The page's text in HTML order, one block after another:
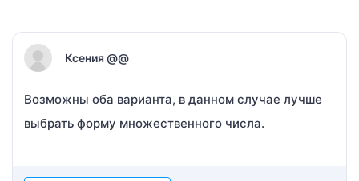
Ксения @@
Возможны оба варианта, в данном случае лучше
выбрать форму множественного числа.